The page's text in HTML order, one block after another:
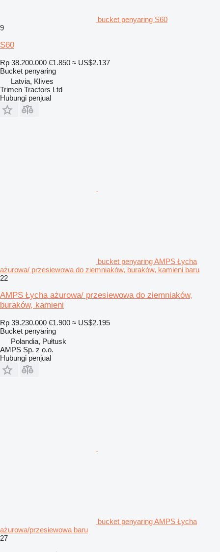
bucket penyaring S60
9
S60
Rp 38.200.000 €1.850 ≈ US$2.137
Bucket penyaring
Latvia, Klives
Trimen Tractors Ltd
Hubungi penjual
bucket penyaring AMPS Łycha
ażurowa/ przesiewowa do ziemniaków, buraków, kamieni baru
22
AMPS Łycha ażurowa/ przesiewowa do ziemniaków,
buraków, kamieni
Rp 39.230.000 €1.900 ≈ US$2.195
Bucket penyaring
Polandia, Pułtusk
AMPS Sp. z o.o.
Hubungi penjual
bucket penyaring AMPS Łycha
ażurowa/przesiewowa baru
27